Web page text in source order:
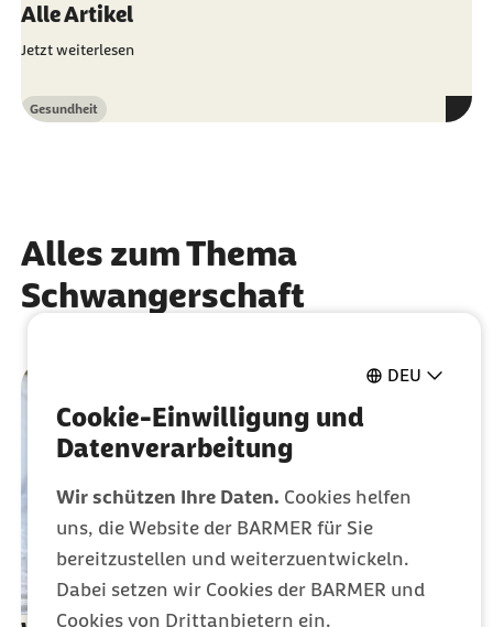
DEU
Cookie-Einwilligung und
Datenverarbeitung
Wir schützen Ihre Daten. Cookies helfen
uns, die Website der BARMER für Sie
bereitzustellen und weiterzuentwickeln.
Dabei setzen wir Cookies der BARMER und
Cookies von Drittanbietern ein.
Alle Artikel
Jetzt weiterlesen
Kategorie
Gesundheit
Alles zum Thema
Schwangerschaft